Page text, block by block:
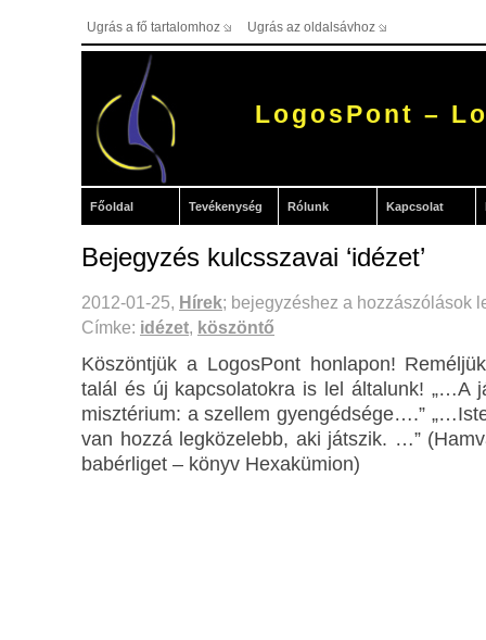
Ugrás a fő tartalomhoz Ugrás az oldalsávhoz
LogosPont –
Főoldal Tevékenység Rólunk
Alapítók
Gábor
Kapcsolat
Bejegyzés kulcsszavai ‘idézet’
2012-01-25, Hírek; bejegyzéshez a hozzászólások
Címke: idézet, köszöntő
Köszöntjük a LogosPont honlapon!
talál és új kapcsolatokra is lel általunk! „…A
misztérium: a szellem gyengédsége….”
van hozzá legközelebb, aki játszik. …”
babérliget – könyv Hexakümion)